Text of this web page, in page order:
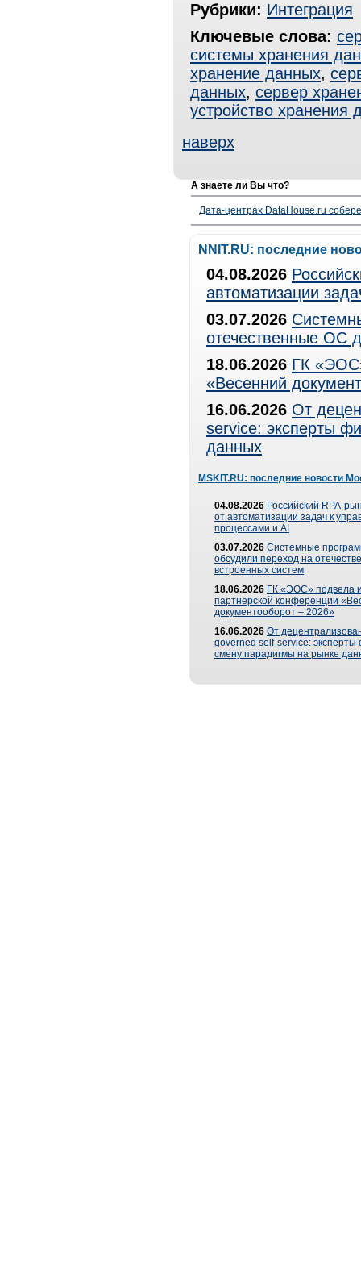
Рубрики: Интеграция
Ключевые слова:
системы хранения
хранение данных,
данных, сервер
устройство хранения
наверх
А знаете ли Вы что?
Дата-центрах DataHouse.ru
NNIT.RU: последние
04.08.2026
автоматизации
03.07.2026
отечественные ОС
18.06.2026 ГК
«Весенний
16.06.2026 От
service: эксперты
данных
MSKIT.RU: последние новости
04.08.2026 Российский RPA-
от автоматизации задач к
процессами и AI
03.07.2026 Системные
обсудили переход на
встроенных систем
18.06.2026 ГК «ЭОС» подвела
партнерской конференции
документооборот – 2026»
16.06.2026 От
governed self-service: эксперты
смену парадигмы на рынке